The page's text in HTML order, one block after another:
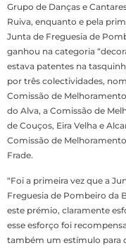
Grupo de Danças e
Ruiva, enquanto e pela
Junta de Freguesia de
ganhou na categoria
estava patentes na
por três colectividades,
Comissão de
do Alva, a Comissão de
de Couços, Eira Velha e
Comissão de
Frade.
“Foi a primeira vez que a
Freguesia de Pombeiro da
este prémio, claramente
esse esforço foi
também um estímulo para